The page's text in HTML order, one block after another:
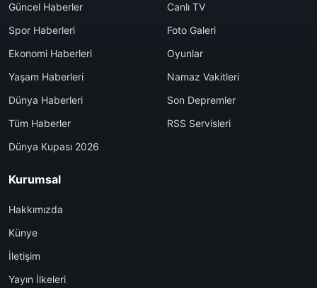
Güncel Haberler
Spor Haberleri
Ekonomi Haberleri
Yaşam Haberleri
Dünya Haberleri
Tüm Haberler
Dünya Kupası 2026
Canlı TV
Foto Galeri
Oyunlar
Namaz Vakitleri
Son Depremler
RSS Servisleri
Kurumsal
Hakkımızda
Künye
İletişim
Yayın İlkeleri